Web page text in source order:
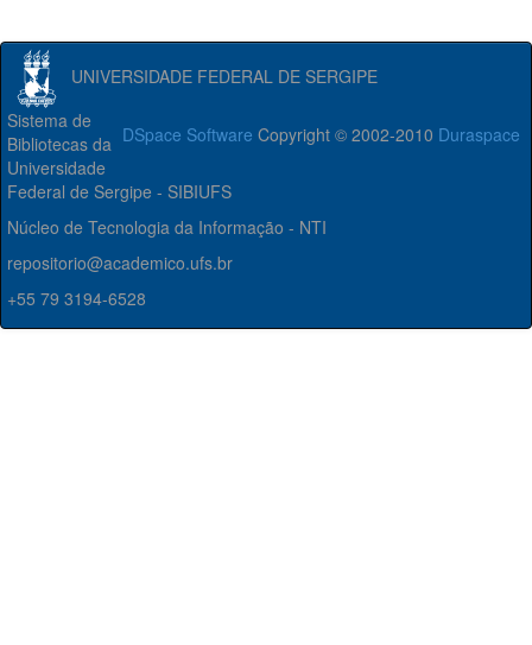
UNIVERSIDADE FEDERAL DE SERGIPE
DSpace Software Copyright © 2002-2010 Duraspace
Sistema de
Bibliotecas da
Universidade
Federal de Sergipe - SIBIUFS
Núcleo de Tecnologia da Informação - NTI
repositorio@academico.ufs.br
+55 79 3194-6528